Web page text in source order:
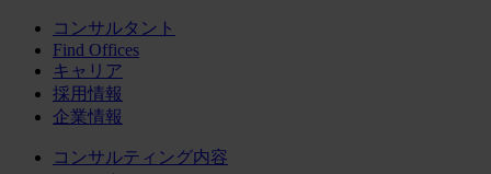
コンサルタント
Find Offices
キャリア
採用情報
企業情報
コンサルティング内容